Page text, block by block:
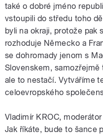
také o dobré jméno
vstoupili do středu toho
byli na okraji, protože pak
rozhoduje Německo a
se dohromady jenom s
Slovenskem,
ale to nestačí. Vytváříme
celoevropského
Vladimír KROC, moderátor
Jak říkáte, bude to šance